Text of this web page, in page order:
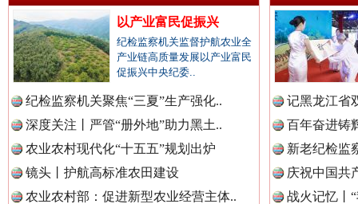
一枚“钉子”竟然扎入要害部门
以产业富民促振兴
纪检监察机关监督护航农业全
产业链高质量发展以产业富民
促振兴中央纪委..
纪检监察机关聚焦“三夏”生产强化..
深度关注丨严管“册外地”助力黑土..
农业农村现代化“十五五”规划出炉
镜头丨护航高标准农田建设
农业农村部：促进新型农业经营主体..
记黑龙江省
百年奋进铸
新老纪检监
庆祝中国共
战火记忆丨